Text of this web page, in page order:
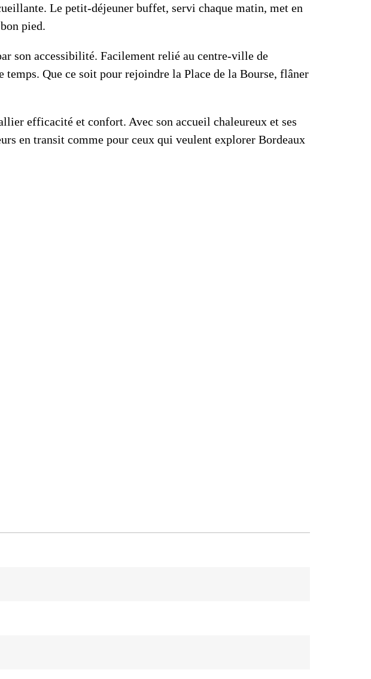
Le petit-déjeuner buffet, servi chaque matin, met en
pied.
son accessibilité. Facilement relié au centre-ville de
Que ce soit pour rejoindre la Place de la Bourse, flâner
efficacité et confort. Avec son accueil chaleureux et ses
en transit comme pour ceux qui veulent explorer Bordeaux